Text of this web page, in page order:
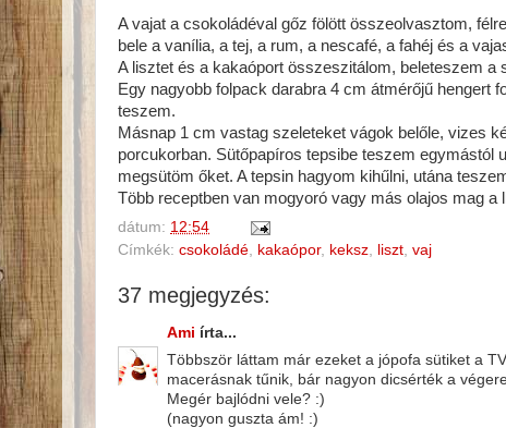
A vajat a csokoládéval gőz fölött összeolvasztom,
bele a vanília, a tej, a rum, a nescafé, a fahéj és a
A lisztet és a kakaóport összeszitálom, beleteszem
Egy nagyobb folpack darabra 4 cm átmérőjű hengert
teszem.
Másnap 1 cm vastag szeleteket vágok belőle, vizes
porcukorban. Sütőpapíros tepsibe teszem egymástól
megsütöm őket. A tepsin hagyom kihűlni, utána
Több receptben van mogyoró vagy más olajos mag
dátum: 12:54
Címkék: csokoládé, kakaópor, keksz, liszt, vaj
37 megjegyzés:
Ami írta...
Többször láttam már ezeket a jópofa sütiket a
macerásnak tűnik, bár nagyon dicsérték a
Megér bajlódni vele? :)
(nagyon guszta ám! :)